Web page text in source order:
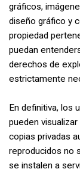
gráficos,
diseño gráfico y
propiedad
puedan
derechos de
estrictamente
En definitiva, los
pueden
copias privadas
reproducidos no
se instalen a